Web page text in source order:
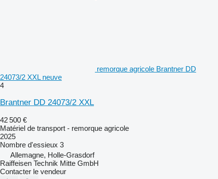
remorque agricole Brantner DD
24073/2 XXL neuve
4
Brantner DD 24073/2 XXL
42 500 €
Matériel de transport - remorque agricole
2025
Nombre d'essieux 3
Allemagne, Holle-Grasdorf
Raiffeisen Technik Mitte GmbH
Contacter le vendeur